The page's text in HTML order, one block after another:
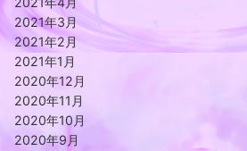
2021年3月
2021年2月
2021年1月
2020年12月
2020年11月
2020年10月
2020年9月